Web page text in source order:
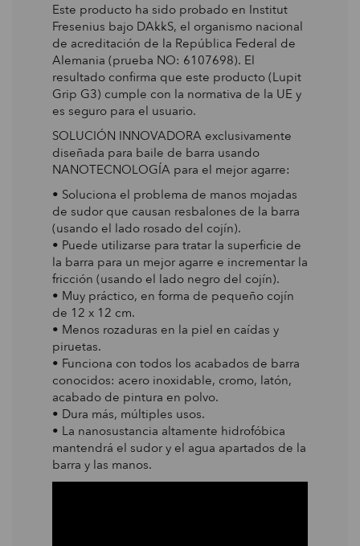
Este producto ha sido probado en Institut
Fresenius bajo DAkkS, el organismo nacional
de acreditación de la República Federal de
Alemania (prueba NO: 6107698). El
resultado confirma que este producto (Lupit
Grip G3) cumple con la normativa de la UE y
es seguro para el usuario.
SOLUCIÓN INNOVADORA exclusivamente
diseñada para baile de barra usando
NANOTECNOLOGÍA para el mejor agarre:
• Soluciona el problema de manos mojadas
de sudor que causan resbalones de la barra
(usando el lado rosado del cojín).
• Puede utilizarse para tratar la superficie de
la barra para un mejor agarre e incrementar la
fricción (usando el lado negro del cojín).
• Muy práctico, en forma de pequeño cojín
de 12 x 12 cm.
• Menos rozaduras en la piel en caídas y
piruetas.
• Funciona con todos los acabados de barra
conocidos: acero inoxidable, cromo, latón,
acabado de pintura en polvo.
• Dura más, múltiples usos.
• La nanosustancia altamente hidrofóbica
mantendrá el sudor y el agua apartados de la
barra y las manos.